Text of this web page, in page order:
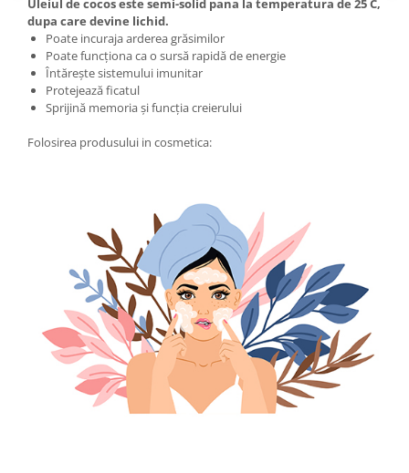
Uleiul de cocos este semi-solid pana la temperatura de 25 C,
dupa care devine lichid.
Poate incuraja arderea grăsimilor
Poate funcționa ca o sursă rapidă de energie
Întărește sistemului imunitar
Protejează ficatul
Sprijină memoria și funcția creierului
Folosirea produsului in cosmetica: